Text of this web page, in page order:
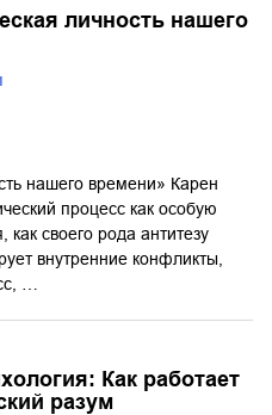
личность нашего
нашего времени» Карен
процесс как особую
своего рода антитезу
внутренние конфликты,
…
Как работает
разум